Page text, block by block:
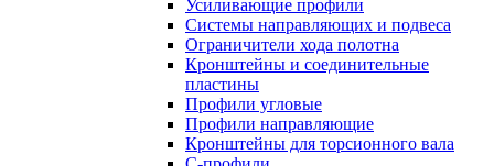
Усиливающие профили
Системы направляющих и подвеса
Ограничители хода полотна
Кронштейны и соединительные
пластины
Профили угловые
Профили направляющие
Кронштейны для торсионного вала